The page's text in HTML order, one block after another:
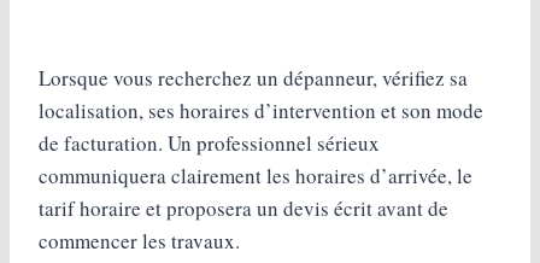
Lorsque vous recherchez un dépanneur, vérifiez sa
localisation, ses horaires d’intervention et son mode
de facturation. Un professionnel sérieux
communiquera clairement les horaires d’arrivée, le
tarif horaire et proposera un devis écrit avant de
commencer les travaux.